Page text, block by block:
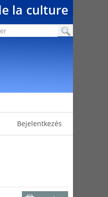
la culture
Bejelentkezés